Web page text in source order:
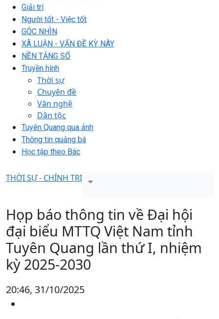
Giải trí
Người tốt - Việc tốt
GÓC NHÌN
XÃ LUẬN - VẤN ĐỀ KỲ NÀY
NỀN TẢNG SỐ
Truyền hình
Thời sự
Chuyên đề
Văn nghệ
Dân tộc
Tuyên Quang qua ảnh
Thông tin quảng bá
Học tập theo Bác
THỜI SỰ - CHÍNH TRỊ
Họp báo thông tin về Đại hội
đại biểu MTTQ Việt Nam tỉnh
Tuyên Quang lần thứ I, nhiệm
kỳ 2025-2030
20:46, 31/10/2025